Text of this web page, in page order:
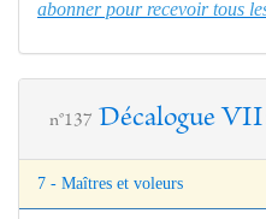
abonner pour recevoir tous
n°137 Décalogue
7 - Maîtres et voleurs